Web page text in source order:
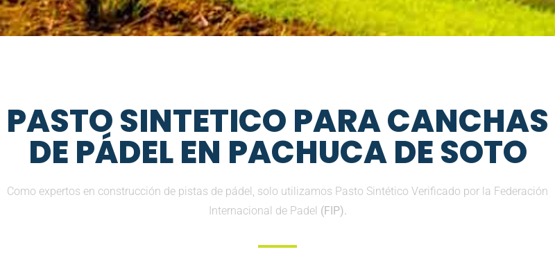
PASTO SINTETICO PARA CANCHAS
DE PÁDEL EN PACHUCA DE SOTO
Como expertos en construcción de pistas de pádel, solo utilizamos Pasto Sintético Verificado por la Federación
Internacional de Padel (FIP).